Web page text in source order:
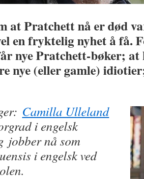
at Pratchett nå er død
en fryktelig nyhet å få.
nye Pratchett-bøker; at
nye (eller gamle)
Camilla Ulleland
i engelsk
jobber nå som
i engelsk ved